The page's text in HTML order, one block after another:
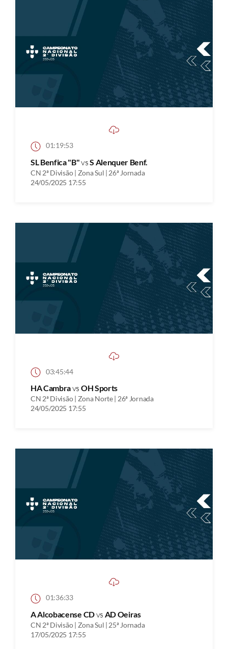
01:19:53
SL Benfica "B"vsS Alenquer Benf.
CN 2ª Divisão | Zona Sul | 26ª Jornada
24/05/2025 17:55
03:45:44
HA Cambravs OH Sports
CN 2ª Divisão | Zona Norte | 26ª Jornada
24/05/2025 17:55
01:36:33
A Alcobacense CDvs AD Oeiras
CN 2ª Divisão | Zona Sul | 25ª Jornada
17/05/2025 17:55